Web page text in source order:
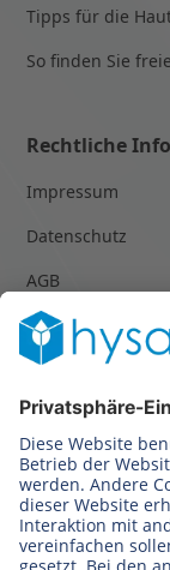
Tipps für die
So finden Sie
Rechtliche
Impressum
Datenschutz
AGB
© 2023-2024
vorbehalten.